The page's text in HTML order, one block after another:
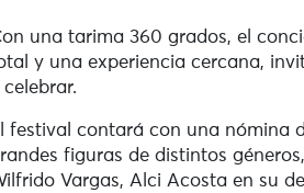
una tarima 360 grados, el
y una experiencia cercana,
celebrar.
festival contará con una nómina
figuras de distintos
Vargas,Alci Acosta en su